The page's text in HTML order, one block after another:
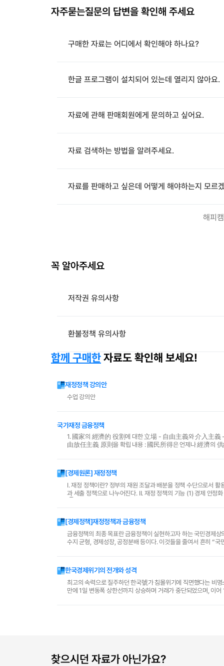
자주묻는질문의 답변을 확인해 주세요
구매한 자료는 어디에서 확인해야 하나요?
한글 프로그램이 설치되어 있는데 열리지 않아요.
자료에 관해 판매회원에게 문의하고 싶어요.
자료 검색하는 방법을 알려주세요.
자료를 판매하고 싶은데 어떻게 해야하는지 모르
해피
꼭 알아주세요
저작권 유의사항
환불정책 유의사항
함께 구매한자료도 확인해 보세요!
재정정책 강의안
수업 강의안
국가재정 금융정책
1. 國家의 經濟的 役割에 대한 立場 - 自由主義와 介入主義 - (1) 古典學派 : 아담 스미스의 {보이지 않는 손}(invisible hand)의 원리에 입각한 自
由放任主義 原則을 확립 내용 : 國民所得은 언제나 經濟의
[경제원론] 재정정책
Ⅰ. 재정 정책이란? 정부의 재원 조달과 배분을 정책 수단으로서 활용하는 것으로 금융 정책과 함께 정부의 대표적인 경제 정책이다. 그 정책 수단은 세입 정책
과 세출 정책으로 나누어진다. Ⅱ. 재정 정책의 기능 (1) 경제 안정화 기능 ① 의의 : 국민 경제의 고용 수준을 늘리거나 물가를 안정시키도록 조정하려는 정책
[경제정책]재정정책과 금융정책
금융정책의 최종 목표란 금융정책이 실현하고자 하는 국민경제
수지 균형, 경제성장, 공정분배 등이다. 이것들을 줄여서 흔히 “국민경제의 안정적 성장”이라고 한
한국경제위기의 전개와 성격
최고의 속력으로 질주하던 한국號가 침몰위기에 직면했다는 비
만에 1일 변동폭 상한선까지 상승하며 거래가 중단되었으며,
찾으시던 자료가 아닌가요?